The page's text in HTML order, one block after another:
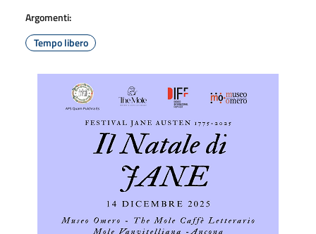
Argomenti:
Tempo libero